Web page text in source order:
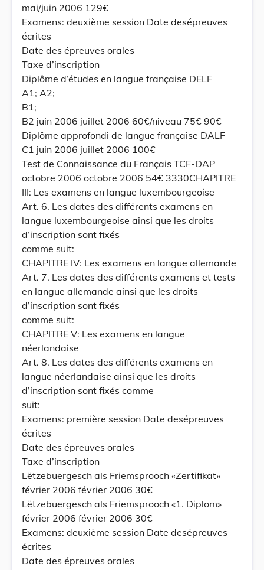
mai/juin 2006 129€
Examens: deuxième session Date desépreuves
écrites
Date des épreuves orales
Taxe d’inscription
Diplôme d’études en langue française DELF
A1; A2;
B1;
B2 juin 2006 juillet 2006 60€/niveau 75€ 90€
Diplôme approfondi de langue française DALF
C1 juin 2006 juillet 2006 100€
Test de Connaissance du Français TCF-DAP
octobre 2006 octobre 2006 54€ 3330CHAPITRE
III: Les examens en langue luxembourgeoise
Art. 6. Les dates des différents examens en
langue luxembourgeoise ainsi que les droits
d’inscription sont fixés
comme suit:
CHAPITRE IV: Les examens en langue allemande
Art. 7. Les dates des différents examens et tests
en langue allemande ainsi que les droits
d’inscription sont fixés
comme suit:
CHAPITRE V: Les examens en langue
néerlandaise
Art. 8. Les dates des différents examens en
langue néerlandaise ainsi que les droits
d’inscription sont fixés comme
suit:
Examens: première session Date desépreuves
écrites
Date des épreuves orales
Taxe d’inscription
Lëtzebuergesch als Friemsprooch «Zertifikat»
février 2006 février 2006 30€
Lëtzebuergesch als Friemsprooch «1. Diplom»
février 2006 février 2006 30€
Examens: deuxième session Date desépreuves
écrites
Date des épreuves orales